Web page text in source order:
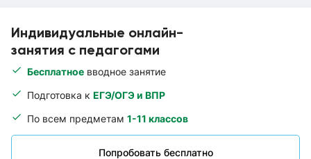
Индивидуальные онлайн-
занятия с педагогами
Бесплатное вводное занятие
Подготовка к ЕГЭ/ОГЭ и ВПР
По всем предметам 1-11 классов
Попробовать бесплатно